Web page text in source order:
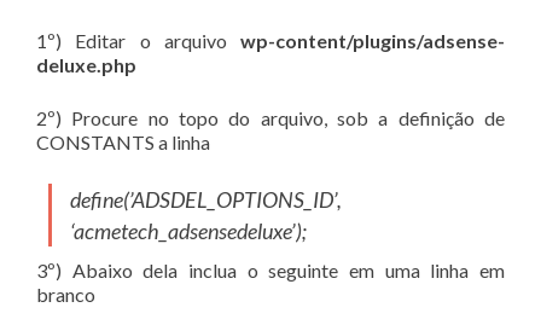
1º) Editar o arquivo wp-content/plugins/adsense-
deluxe.php
2º) Procure no topo do arquivo, sob a definição de
CONSTANTS a linha
define(’ADSDEL_OPTIONS_ID’,
‘acmetech_adsensedeluxe’);
3º) Abaixo dela inclua o seguinte em uma linha em
branco